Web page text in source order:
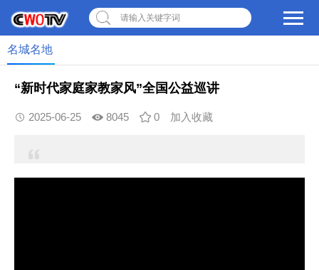
请输入关键字词
名城名地
“新时代家庭家教家风”全国公益巡讲
2025-06-25 8045 0 加入收藏